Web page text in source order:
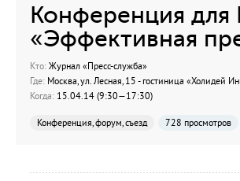
Конференция для
«Эффективная
Кто: Журнал «Пресс-служба»
Где: Москва, ул. Лесная, 15 - гостиница «Холидей
Когда: 15.04.14 (9:30—17:30)
Конференция, форум, съезд 728 просмотров